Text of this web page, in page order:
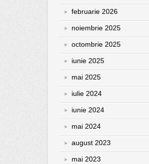
februarie 2026
noiembrie 2025
octombrie 2025
iunie 2025
mai 2025
iulie 2024
iunie 2024
mai 2024
august 2023
mai 2023